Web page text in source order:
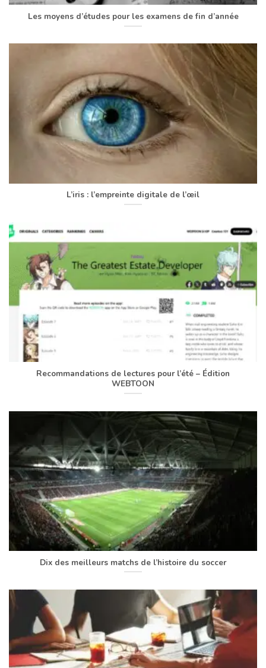
Les moyens d’études pour les examens de fin d’année
L’iris : l’empreinte digitale de l’œil
Recommandations de lectures pour l’été – Édition
WEBTOON
Dix des meilleurs matchs de l’histoire du soccer